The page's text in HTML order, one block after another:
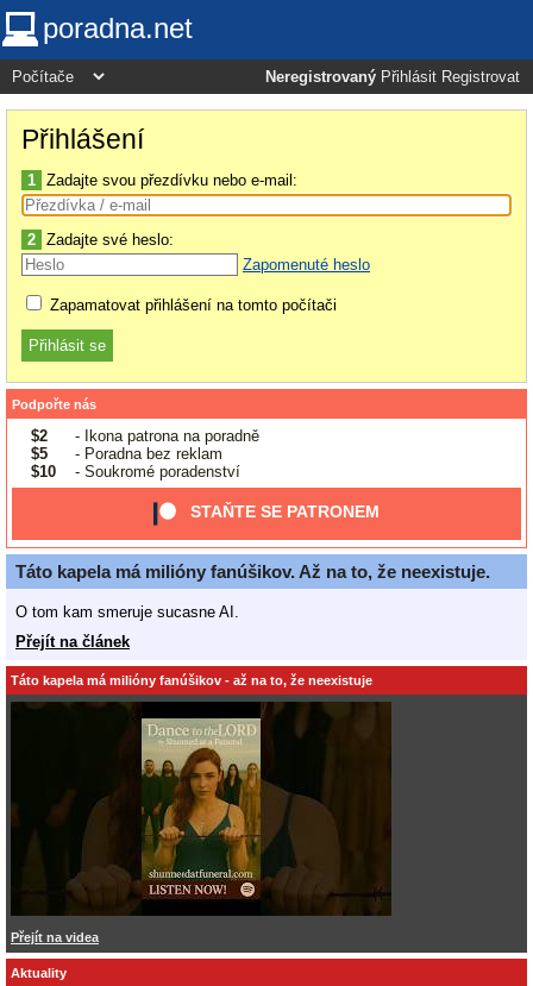
poradna.net
Neregistrovaný Přihlásit Registrovat
Přihlášení
1 Zadajte svou přezdívku nebo e-mail:
2 Zadajte své heslo:
Zapomenuté heslo
Zapamatovat přihlášení na tomto počítači
Podpořte nás
$2
- Ikona patrona na poradně
$5
- Poradna bez reklam
$10
- Soukromé poradenství
STAŇTE SE PATRONEM
Táto kapela má milióny fanúšikov. Až na to, že neexistuje.
O tom kam smeruje sucasne AI.
Přejít na článek
Táto kapela má milióny fanúšikov - až na to, že neexistuje
Přejít na videa
Aktuality